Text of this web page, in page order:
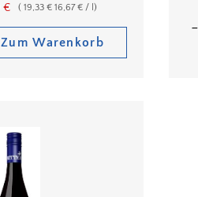
€ ( 19,33 € 16,67€ / )
Zum Warenkorb